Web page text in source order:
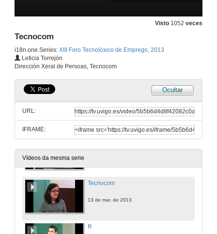
Visto 1052 veces
Tecnocom
i18n.one.Series: XIII Foro Tecnolóxico de Emprego, 2013
Leticia Torrejón
Dirección Xeral de Persoas, Tecnocom
Ocultar
URL:
IFRAME:
Vídeos da mesma serie
Grupo de Dispositivos de Alta Frecuencia
12 de mar. de 2013
Grupo de Sistemas de Radio
12 de mar. de 2013
AtlanTIC
Tecnocom
13 de mar. de 2013
R